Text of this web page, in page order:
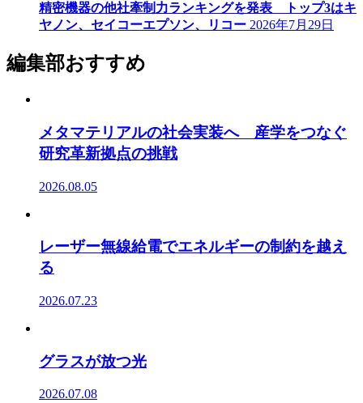
精密機器の他社牽制力ランキングを発表 トップ3はキ
ヤノン、セイコーエプソン、リコー 2026年7月29日
編集部おすすめ
メタマテリアルの社会実装へ 産学をつなぐ
研究革新拠点の挑戦
2026.08.05
レーザー無線給電でエネルギーの制約を越え
る
2026.07.23
グラスが放つ光
2026.07.08